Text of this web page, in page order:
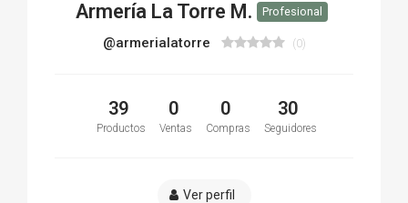
Armería La Torre M. Profesional
@armerialatorre (0)
39
Productos
0
Ventas
0
Compras
30
Seguidores
Ver perfil